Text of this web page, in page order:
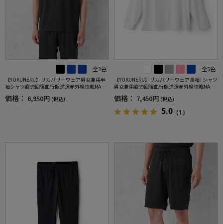
全3色
【YOKUNERU】リカバリーウェア男女兼用半
袖シャツ疲労回復血行促進遠赤外線快眠NANO
MIX(R)【一般医療機器】SS～LLサイズ
価格： 6,950円 (税込)
全5色
【YOKUNERU】リカバリーウェア長袖Tシャツ
男女兼用疲労回復血行促進遠赤外線快眠NANO
MIX(R)【一般医療機器】SS～LLサイズ
価格： 7,450円 (税込)
5.0 （1）